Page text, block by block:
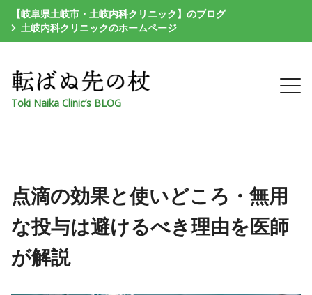
【岐阜県土岐市・土岐内科クリニック】のブログ
土岐内科クリニックのホームページ
Toki Naika Clinic’s BLOG
点滴の効果と使いどころ・無用
な投与は避けるべき理由を医師
が解説